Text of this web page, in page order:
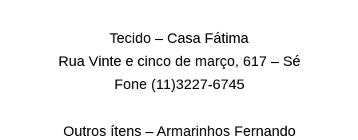
Tecido – Casa Fátima
Rua Vinte e cinco de março, 617 – Sé
Fone (11)3227-6745
Outros ítens – Armarinhos Fernando